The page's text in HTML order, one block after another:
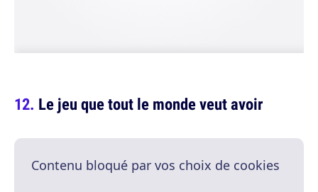
Le jeu que tout le monde veut avoir
Contenu bloqué par vos choix de cookies